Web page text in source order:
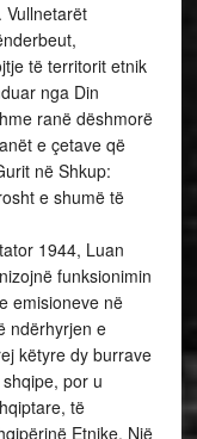
Vullnetarët
të territorit etnik
nga Din
ranë dëshmorë
e çetave që
në Shkup:
e shumë të
1944, Luan
funksionimin
emisioneve në
ndërhyrjen e
këtyre dy burrave
por u
të
Etnike. Një